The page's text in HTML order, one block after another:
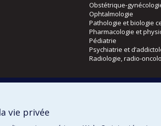
Obstétrique-
Ophtalmologie
Pathologie et biologie
Pharmacologie et
Pédiatrie
Psychiatrie et
Radiologie, radio-
vie privée